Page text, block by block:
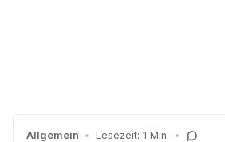
Allgemein • Lesezeit: 1 Min. •